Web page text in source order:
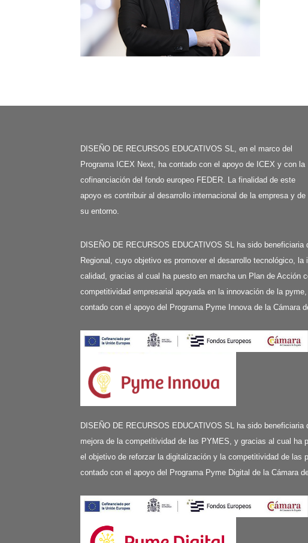
DISEÑO DE RECURSOS EDUCATIVOS SL, en el marco del
Programa ICEX Next, ha contado con el apoyo de ICEX y con la
cofinanciación del fondo europeo FEDER. La finalidad de este
apoyo es contribuir al desarrollo internacional de la empresa y de
su entorno.
DISEÑO DE RECURSOS EDUCATIVOS SL ha sido beneficiaria
Regional, cuyo objetivo es promover el desarrollo tecnológico,
calidad, gracias al cual ha puesto en marcha un Plan de Acción
competitividad empresarial apoyada en la innovación de la
contado con el apoyo del Programa Pyme Innova de la Cámara
DISEÑO DE RECURSOS EDUCATIVOS SL ha sido
mejora de la competitividad de las PYMES, y gracias al cual ha
el objetivo de reforzar la digitalización y la competitividad de las
contado con el apoyo del Programa Pyme Digital de la Cámara